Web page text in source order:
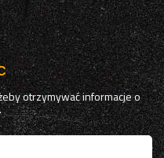
otrzymywać informacje o